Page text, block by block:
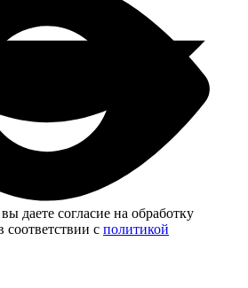
даете согласие на обработку
с политикой